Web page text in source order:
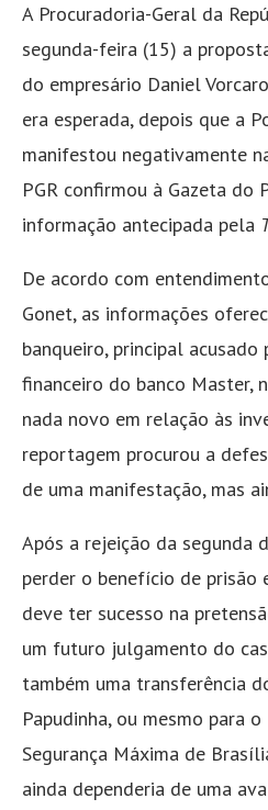
A Procuradoria-Geral da
segunda-feira (15) a
do empresário Daniel
era esperada, depois que a
manifestou negativamente
PGR confirmou à Gazeta do
informação antecipada pela
De acordo com
Gonet, as informações
banqueiro, principal acusado
financeiro do banco Master,
nada novo em relação às
reportagem procurou a
de uma manifestação, mas
Após a rejeição da segunda
perder o benefício de prisão
deve ter sucesso na
um futuro julgamento do
também uma transferência
Papudinha, ou mesmo para
Segurança Máxima de
ainda dependeria de uma